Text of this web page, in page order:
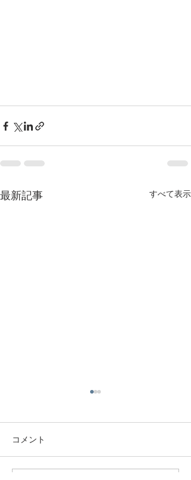
最新記事 すべて表示
コメント